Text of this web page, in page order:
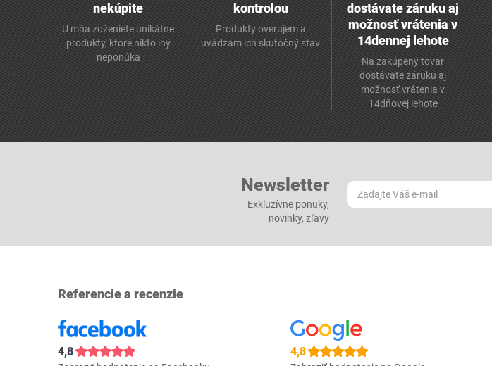
nekúpite
U mňa zoženiete unikátne
produkty, ktoré nikto iný
neponúka
kontrolou
Produkty overujem a
uvádzam ich skutočný stav
dostávate záruku aj
možnosť vrátenia v
14dennej lehote
Na zakúpený tovar
dostávate záruku aj
možnosť vrátenia v
14dňovej lehote
Newsletter
Exkluzívne ponuky,
novinky, zľavy
Referencie a recenzie
4,8 4,8